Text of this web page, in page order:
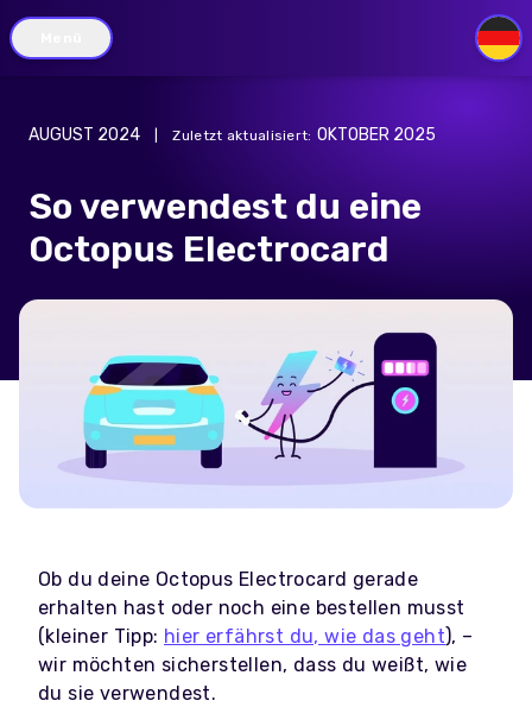
DE
AUGUST 2024 Zuletzt aktualisiert: OKTOBER 2025
So verwendest du eine
Octopus Electrocard
Ob du deine Octopus Electrocard gerade
erhalten hast oder noch eine bestellen musst
(kleiner Tipp: hier erfährst du, wie das geht), –
wir möchten sicherstellen, dass du weißt, wie
du sie verwendest.